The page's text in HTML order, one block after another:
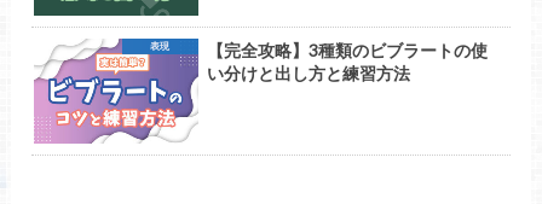
表現
【完全攻略】3種類のビブラートの使
い分けと出し方と練習方法